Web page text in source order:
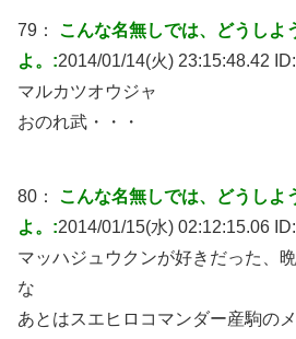
79： こんな名無しでは、どうしよ
よ。:2014/01/14(火) 23:15:48.42 ID:
マルカツオウジャ
おのれ武・・・
80： こんな名無しでは、どうしよ
よ。:2014/01/15(水) 02:12:15.06 ID:
マッハジュウクンが好きだった、
な
あとはスエヒロコマンダー産駒の